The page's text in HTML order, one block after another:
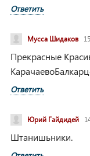
Ответить
Мусса Шидаков
Прекрасные
Ответить
Юрий Гайдидей
Штанишьники.